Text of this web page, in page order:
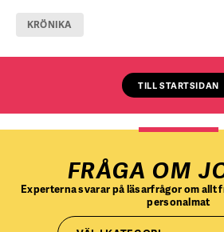
KRÖNIKA
TILL STARTSIDAN
FRÅGA OM
Experterna svarar på läsarfrågor om allt
personalmat